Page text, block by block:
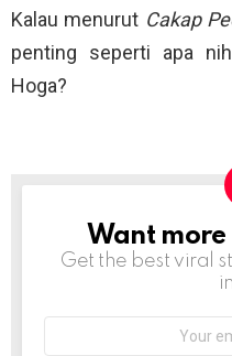
Kalau menurut Cakap
penting seperti apa
Hoga?
NEWSLETTER
Want
Get the best viral